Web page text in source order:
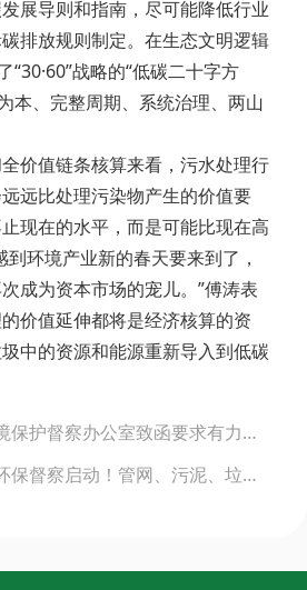
展导则和指南，尽可能降低行业
排放规则制定。在生态文明逻辑
“30·60”战略的“低碳二十字方
本、完整周期、系统治理、两山
值链条核算来看，污水处理行
远比处理污染物产生的价值要
现在的水平，而是可能比现在高
环境产业新的春天要来到了，
成为资本市场的宠儿。”傅涛表
价值延伸都将是经济核算的资
中的资源和能源重新导入到低碳
上一篇: 中央生态环境保护督察办公室致函要求有力有序推进边督边改、严禁“一刀切”“滥问责”
下一篇: 新一批中央环保督察启动！管网、污泥、垃圾问题重点关注